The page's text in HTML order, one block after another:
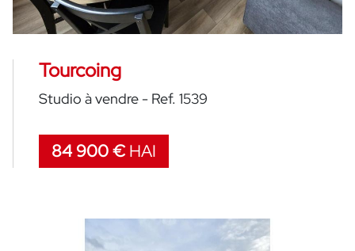
Tourcoing
Studio à vendre - Ref. 1539
84 900 €HAI